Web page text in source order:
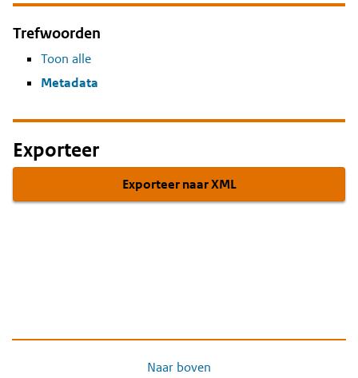
Trefwoorden
Toon alle
Metadata
Exporteer
Exporteer naar XML
Naar boven